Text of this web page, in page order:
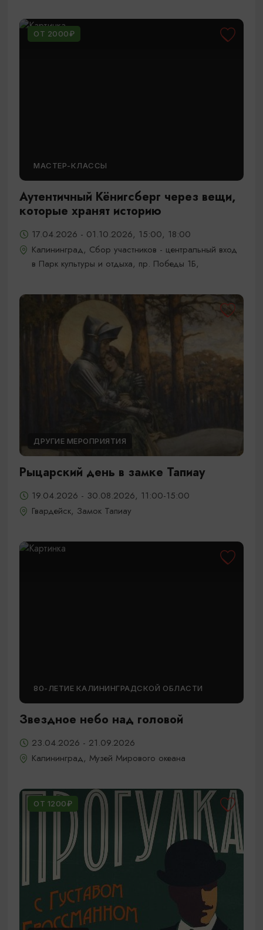
ОТ 2000₽
МАСТЕР-КЛАССЫ
Аутентичный Кёнигсберг через вещи,
которые хранят историю
17.04.2026 - 01.10.2026, 15:00, 18:00
Калининград, Сбор участников - центральный вход
в Парк культуры и отдыха, пр. Победы 1Б,
ДРУГИЕ МЕРОПРИЯТИЯ
Рыцарский день в замке Тапиау
19.04.2026 - 30.08.2026, 11:00-15:00
Гвардейск, Замок Тапиау
80-ЛЕТИЕ КАЛИНИНГРАДСКОЙ ОБЛАСТИ
Звездное небо над головой
23.04.2026 - 21.09.2026
Калининград, Музей Мирового океана
ОТ 1200₽